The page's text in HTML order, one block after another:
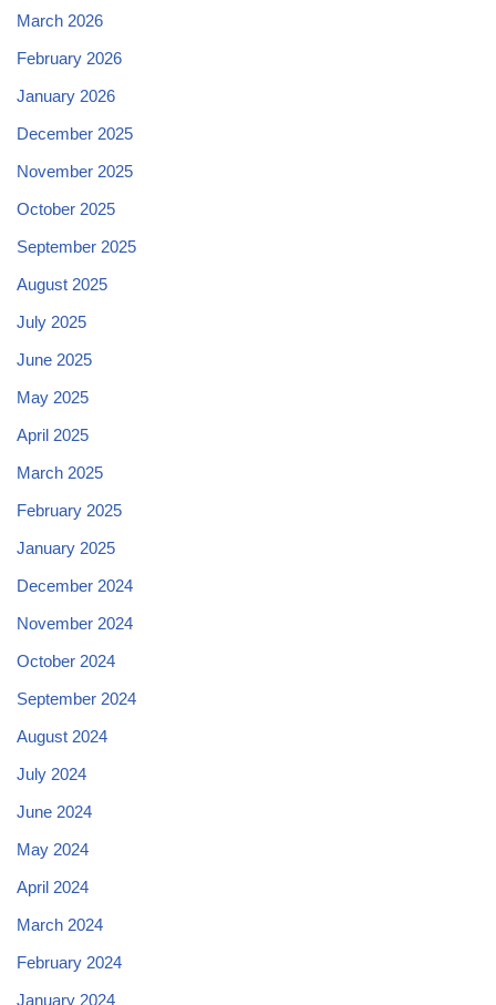
March 2026
February 2026
January 2026
December 2025
November 2025
October 2025
September 2025
August 2025
July 2025
June 2025
May 2025
April 2025
March 2025
February 2025
January 2025
December 2024
November 2024
October 2024
September 2024
August 2024
July 2024
June 2024
May 2024
April 2024
March 2024
February 2024
January 2024